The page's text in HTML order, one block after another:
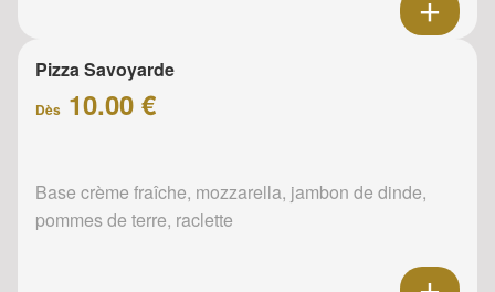
Pizza Savoyarde
Dès 10.00 €
Base crème fraîche, mozzarella, jambon de dinde,
pommes de terre, raclette